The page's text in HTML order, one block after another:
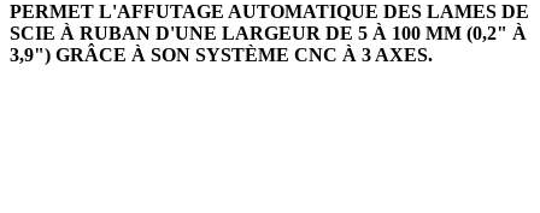
PERMET L'AFFUTAGE AUTOMATIQUE DES LAMES DE
SCIE À RUBAN D'UNE LARGEUR DE 5 À 100 MM (0,2" À
3,9") GRÂCE À SON SYSTÈME CNC À 3 AXES.